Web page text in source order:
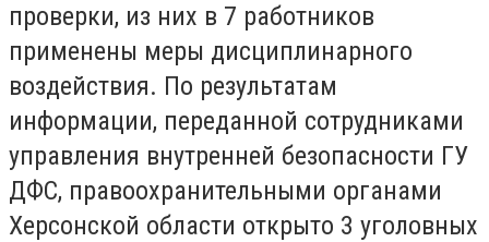
проверки, из них в 7 работников
применены меры дисциплинарного
воздействия. По результатам
информации, переданной сотрудниками
управления внутренней безопасности ГУ
ДФС, правоохранительными органами
Херсонской области открыто 3 уголовных